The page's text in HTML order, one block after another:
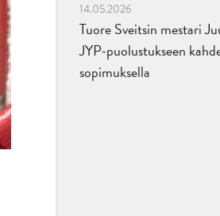
14.05.2026
Tuore Sveitsin mestari
JYP-puolustukseen
sopimuksella